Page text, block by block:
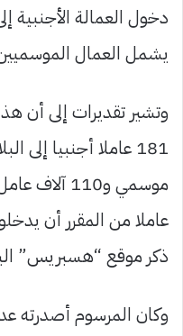
دخول العمالة الأجنبية
يشمل العمال
وتشير تقديرات إلى أن
عاملا من المقرر أن
ذكر موقع “هسبريس”
وكان المرسوم أصدرته